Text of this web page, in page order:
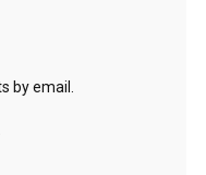
by email.